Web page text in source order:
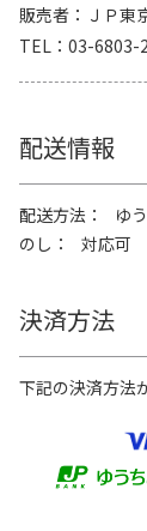
販売者
ＪＰ東
TEL
03-6803-
配送情報
配送方法
ゆ
のし
対応可
決済方法
下記の決済方法